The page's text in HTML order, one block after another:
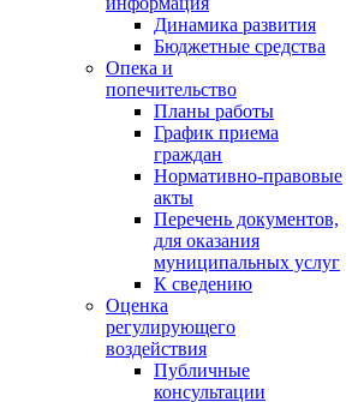
Динамика развития
Бюджетные средства
Опека и
попечительство
Планы работы
График приема
граждан
Нормативно-правовые
акты
Перечень документов,
для оказания
муниципальных услуг
К сведению
Оценка
регулирующего
воздействия
Публичные
консультации